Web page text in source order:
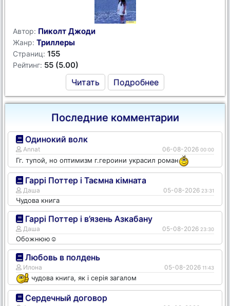
Автор: Пиколт Джоди
Жанр: Триллеры
Страниц: 155
Рейтинг: 55 (5.00)
Читать Подробнее
Последние комментарии
Одинокий волк
Annat 06-08-2026 00:00
Гг. тупой, но оптимизм г.героини украсил роман
Гаррі Поттер і Таємна кімната
Даша 05-08-2026 23:31
Чудова книга
Гаррі Поттер і в’язень Азкабану
Даша 05-08-2026 23:30
Обожнюю☺️
Любовь в полдень
Илона 05-08-2026 11:43
чудова книга, як і серія загалом
Сердечный договор